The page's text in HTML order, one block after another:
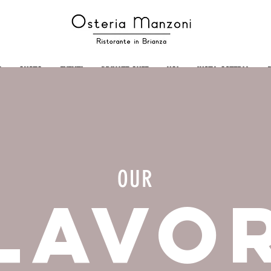
GUSTO EVENTI PRIVATE CHEF NOI INSTA-OSTERIA
OUR